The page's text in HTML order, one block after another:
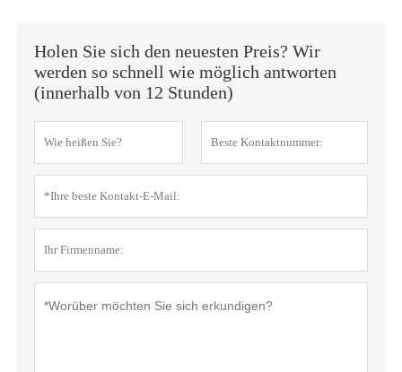
Holen Sie sich den neuesten Preis? Wir
werden so schnell wie möglich antworten
(innerhalb von 12 Stunden)